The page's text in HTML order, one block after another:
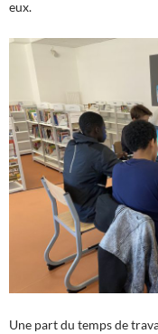
eux.
Une part du temps de